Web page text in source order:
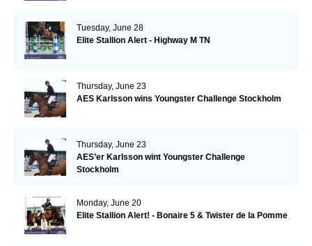
Tuesday, June 28
Elite Stallion Alert - Highway M TN
Thursday, June 23
AES Karlsson wins Youngster Challenge Stockholm
Thursday, June 23
AES’er Karlsson wint Youngster Challenge
Stockholm
Monday, June 20
Elite Stallion Alert! - Bonaire 5 & Twister de la Pomme